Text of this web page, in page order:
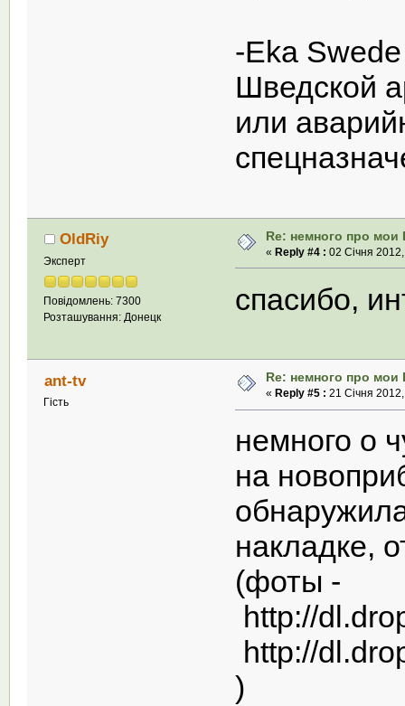
-Eka
Шведской
или
OldRiy
Эксперт
Повідомлень: 7300
Розташування: Донецк
Re: немного про мои
« Reply #4 : 02 Січня
спасибо,
ant-tv
Гість
Re: немного про мои
« Reply #5 : 21 Січня
немного о
на
накладке,
(фоты -
http://
http://
)